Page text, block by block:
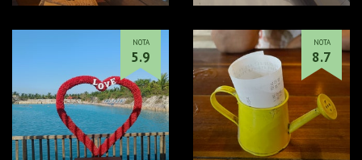
NOTA
5.9
NOTA
8.7